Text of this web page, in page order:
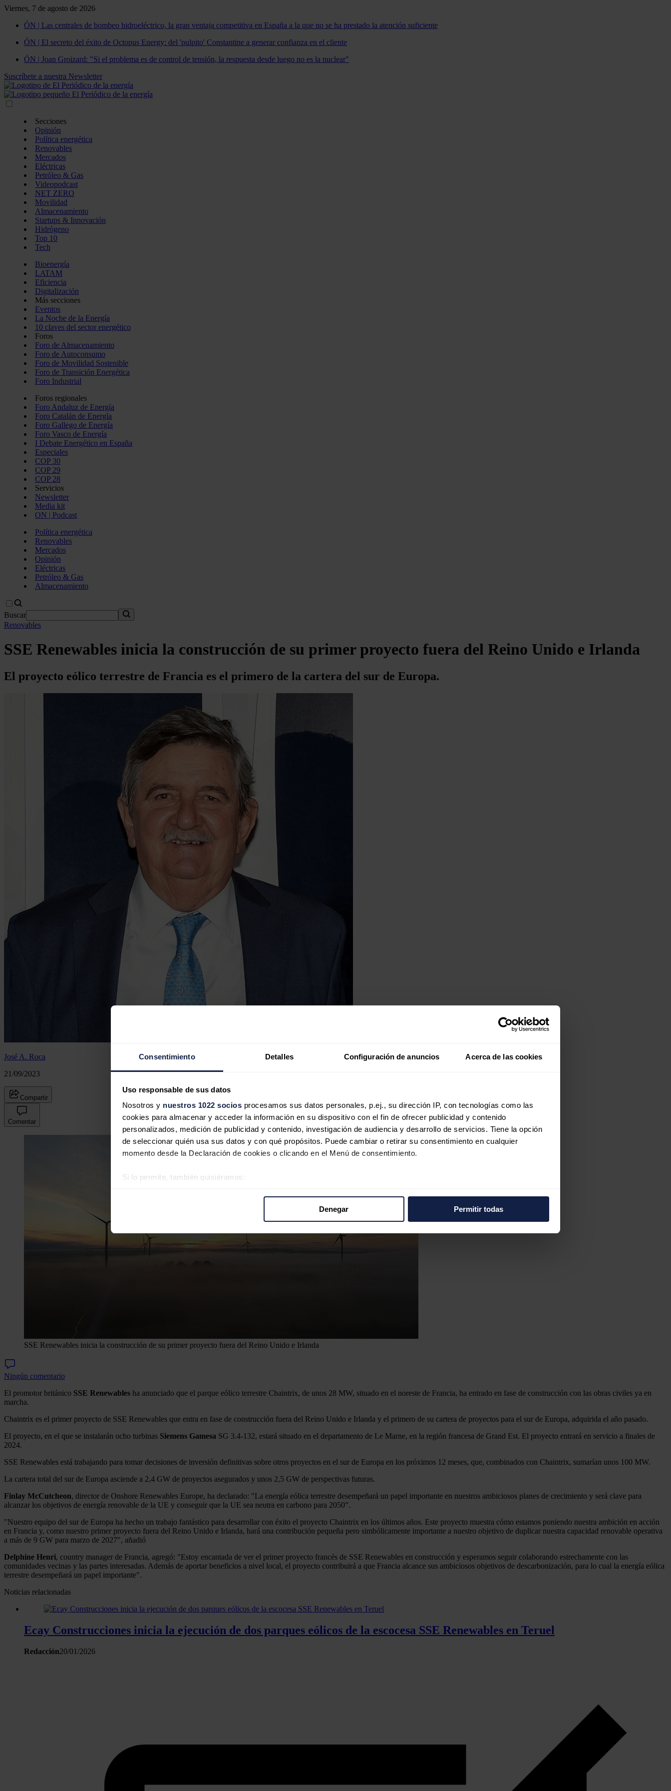
Consentimiento Detalles Configuración de anuncios Acerca de las cookies
Uso responsable de sus datos
Nosotros y nuestros 1022 socios procesamos sus datos personales, p.ej., su dirección IP, con tecnologías como las
cookies para almacenar y acceder la información en su dispositivo con el fin de ofrecer publicidad y contenido
personalizados, medición de publicidad y contenido, investigación de audiencia y desarrollo de servicios. Tiene la opción
de seleccionar quién usa sus datos y con qué propósitos. Puede cambiar o retirar su consentimiento en cualquier
momento desde la Declaración de cookies o clicando en el Menú de consentimiento.
Si lo permite, también quisiéramos:
Denegar Permitir todas
Viernes, 7 de agosto de 2026
ÓN | Las centrales de bombeo hidroeléctrico, la gran ventaja competitiva en España a la que no se ha prestado la atención suficiente
ÓN | El secreto del éxito de Octopus Energy: del 'pulpito' Constantine a generar confianza en el cliente
ÓN | Joan Groizard: "Si el problema es de control de tensión, la respuesta desde luego no es la nuclear"
Suscríbete a nuestra Newsletter
Secciones
Opinión
Política energética
Renovables
Mercados
Eléctricas
Petróleo & Gas
Videopodcast
NET ZERO
Movilidad
Almacenamiento
Startups & Innovación
Hidrógeno
Top 10
Tech
Bioenergía
LATAM
Eficiencia
Digitalización
Más secciones
Eventos
La Noche de la Energía
10 claves del sector energético
Foros
Foro de Almacenamiento
Foro de Autoconsumo
Foro de Movilidad Sostenible
Foro de Transición Energética
Foro Industrial
Foros regionales
Foro Andaluz de Energía
Foro Catalán de Energía
Foro Gallego de Energía
Foro Vasco de Energía
I Debate Energético en España
Especiales
COP 30
COP 29
COP 28
Servicios
Newsletter
Media kit
ON | Podcast
Política energética
Renovables
Mercados
Opinión
Eléctricas
Petróleo & Gas
Almacenamiento
Buscar
Renovables
SSE Renewables inicia la construcción de su primer proyecto fuera del Reino Unido e Irlanda
El proyecto eólico terrestre de Francia es el primero de la cartera del sur de Europa.
José A. Roca
21/09/2023
Compartir
Comentar
SSE Renewables inicia la construcción de su primer proyecto fuera del Reino Unido e Irlanda
Ningún comentario
El promotor británico SSE Renewables ha anunciado que el parque eólico terrestre Chaintrix, de unos 28 MW, situado en el noreste de Francia, ha entrado en fase de construcción con las obras civiles ya en
marcha.
Chaintrix es el primer proyecto de SSE Renewables que entra en fase de construcción fuera del Reino Unido e Irlanda y el primero de su cartera de proyectos para el sur de Europa, adquirida el año pasado.
El proyecto, en el que se instalarán ocho turbinas Siemens Gamesa SG 3.4-132, estará situado en el departamento de Le Marne, en la región francesa de Grand Est. El proyecto entrará en servicio a finales de
2024.
SSE Renewables está trabajando para tomar decisiones de inversión definitivas sobre otros proyectos en el sur de Europa en los próximos 12 meses, que, combinados con Chaintrix, sumarían unos 100 MW.
La cartera total del sur de Europa asciende a 2,4 GW de proyectos asegurados y unos 2,5 GW de perspectivas futuras.
Finlay McCutcheon, director de Onshore Renewables Europe, ha declarado: "La energía eólica terrestre desempeñará un papel importante en nuestros ambiciosos planes de crecimiento y será clave para
alcanzar los objetivos de energía renovable de la UE y conseguir que la UE sea neutra en carbono para 2050”.
"Nuestro equipo del sur de Europa ha hecho un trabajo fantástico para desarrollar con éxito el proyecto Chaintrix en los últimos años. Este proyecto muestra cómo estamos poniendo nuestra ambición en acción
en Francia y, como nuestro primer proyecto fuera del Reino Unido e Irlanda, hará una contribución pequeña pero simbólicamente importante a nuestro objetivo de duplicar nuestra capacidad renovable operativa
a más de 9 GW para marzo de 2027", añadió
Delphine Henri, country manager de Francia, agregó: "Estoy encantada de ver el primer proyecto francés de SSE Renewables en construcción y esperamos seguir colaborando estrechamente con las
comunidades vecinas y las partes interesadas. Además de aportar beneficios a nivel local, el proyecto contribuirá a que Francia alcance sus ambiciosos objetivos de descarbonización, para lo cual la energía eólica
terrestre desempeñará un papel importante".
Noticias relacionadas
Ecay Construcciones inicia la ejecución de dos parques eólicos de la escocesa SSE Renewables en Teruel
Redacción20/01/2026